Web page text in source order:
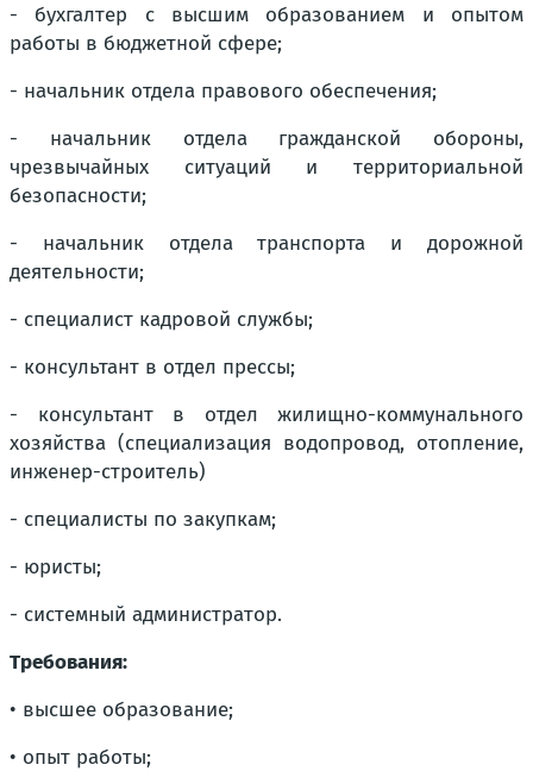
- бухгалтер с высшим образованием и опытом
работы в бюджетной сфере;
- начальник отдела правового обеспечения;
- начальник отдела гражданской обороны,
чрезвычайных ситуаций и территориальной
безопасности;
- начальник отдела транспорта и дорожной
деятельности;
- специалист кадровой службы;
- консультант в отдел прессы;
- консультант в отдел жилищно-коммунального
хозяйства (специализация водопровод, отопление,
инженер-строитель)
- специалисты по закупкам;
- юристы;
- системный администратор.
Требования:
• высшее образование;
• опыт работы;